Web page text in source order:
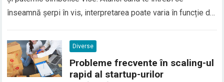
înseamnă șerpi în vis, interpretarea poate varia în funcție de
șerpii în vis sunt asociați cu transformarea, frica, trădarea
sau conflictele interioare, dar…
Diverse
Probleme frecvente în scaling-ul
rapid al startup-urilor